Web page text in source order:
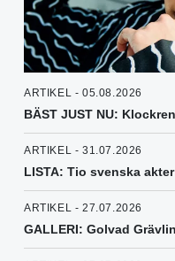
ARTIKEL - 05.08.2026
BÄST JUST NU:
ARTIKEL - 31.07.2026
LISTA: Tio svenska
ARTIKEL - 27.07.2026
GALLERI: Golvad